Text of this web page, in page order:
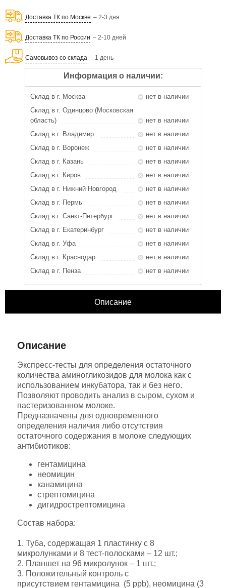
Доставка ТК по Москве – 2-3 дня
Доставка ТК по России – 2-10 дней
Самовывоз со склада – 1 день
Информация о наличии:
Склад в г. Москва
нет в наличии
Склад в г. Одинцово (Московская
область)
нет в наличии
Склад в г. Владимир
нет в наличии
Склад в г. Воронеж
нет в наличии
Склад в г. Казань
нет в наличии
Склад в г. Киров
нет в наличии
Склад в г. Нижний Новгород
нет в наличии
Склад в г. Пермь
нет в наличии
Склад в г. Санкт-Петербург
нет в наличии
Склад в г. Екатеринбург
нет в наличии
Склад в г. Уфа
нет в наличии
Склад в г. Краснодар
нет в наличии
Склад в г. Пенза
нет в наличии
Описание
Описание
Экспресс-тесты для определения остаточного
количества аминогликозидов для молока как с
использованием инкубатора, так и без него.
Позволяют проводить анализ в сыром, сухом и
пастеризованном молоке.
Предназначены для одновременного
определения наличия либо отсутствия
остаточного содержания в молоке следующих
антибиотиков:
гентамицина
неомицин
канамицина
стрептомицина
дигидрострептомицина
Состав набора:
1. Туба, содержащая 1 пластинку с 8
микролунками и 8 тест-полосками – 12 шт.;
2. Планшет на 96 микролунок – 1 шт.;
3. Положительный контроль с
присутствием гентамицина (5 ppb), неомицина (3